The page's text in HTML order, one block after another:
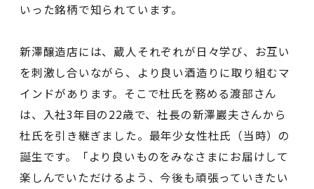
いった銘柄で知られています。
新澤醸造店には、蔵人それぞれが日々学び、お互い
を刺激し合いながら、より良い酒造りに取り組むマ
インドがあります。そこで杜氏を務める渡部さん
は、入社3年目の22歳で、社長の新澤巖夫さんから
杜氏を引き継ぎました。最年少女性杜氏（当時）の
誕生です。「より良いものをみなさまにお届けして
楽しんでいただけるよう、今後も頑張っていきたい